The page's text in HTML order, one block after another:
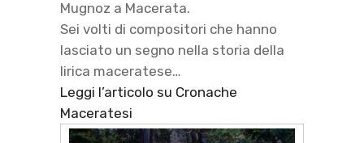
Mugnoz a Macerata.
Sei volti di compositori che hanno
lasciato un segno nella storia della
lirica maceratese…
Leggi l’articolo su Cronache
Maceratesi